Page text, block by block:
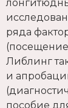
ряда
Либлинг
и
пособие